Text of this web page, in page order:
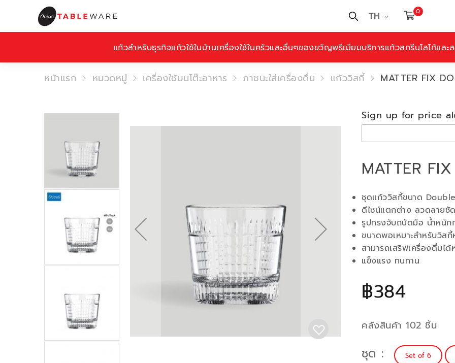
TH 0
แก้วสำหรับธุรกิจแก้วใช้ในบ้านเครื่องใช้ในครัวและอื่นๆของขวัญพรีเมียมบริการแก้วสกรีนโลโก้และ
หน้าแรก หมวดหมู่ เครื่องใช้บนโต๊ะอาหาร ภาชนะใส่เครื่องดื่ม แก้ววิสกี้ MATTER FIX
MATTER
฿384
คลังสินค้า 102 ชิ้น
ชุดแก้ววิสกี้ขนาด
ดีไซน์แตกต่าง ลวดลายชั
รูปทรงจับถนัดมือ น้ำหนัก
ขนาดพอเหมาะสำหรับวิส
สามารถเสริฟเครื่องดื่มได้
แข็งแรง ทนทาน
Sign up for price
ชุด Set of 6